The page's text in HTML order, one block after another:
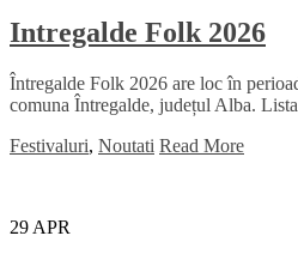
Intregalde Folk 2026
Întregalde Folk 2026 are loc în
comuna Întregalde, județul Alba.
Festivaluri, Noutati Read More
29 APR